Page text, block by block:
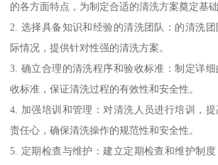
的各方面特点，为制定合适的清洗方案奠定基础
2. 选择具备知识和经验的清洗团队：的清洗
际情况，提供针对性强的清洗方案。
3. 确立合理的清洗程序和验收标准：制定详
收标准，保证清洗过程的有效性和安全性。
4. 加强培训和管理：对清洗人员进行培训，
责任心，确保清洗操作的规范性和安全性。
5. 定期检查与维护：建立定期检查和维护制